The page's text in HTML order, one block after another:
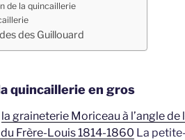
de la quincaillerie
des Guillouard
quincaillerie en gros
la graineterie Moriceau à l’angle de
Frère-Louis 1814-1860 La petite-